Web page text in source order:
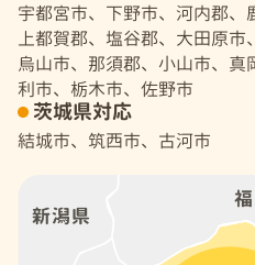
宇都宮市、下野市、河内郡、
上都賀郡、塩谷郡、大田原
烏山市、那須郡、小山市、
利市、栃木市、佐野市
茨城県対応
結城市、筑西市、古河市